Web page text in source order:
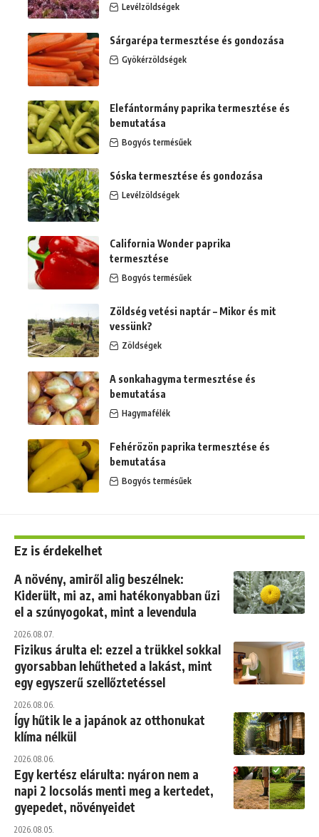
Levélzöldségek
Sárgarépa termesztése és gondozása
Gyökérzöldségek
Elefántormány paprika termesztése és
bemutatása
Bogyós termésűek
Sóska termesztése és gondozása
Levélzöldségek
California Wonder paprika
termesztése
Bogyós termésűek
Zöldség vetési naptár – Mikor és mit
vessünk?
Zöldségek
A sonkahagyma termesztése és
bemutatása
Hagymafélék
Fehérözön paprika termesztése és
bemutatása
Bogyós termésűek
Ez is érdekelhet
A növény, amiről alig beszélnek:
Kiderült, mi az, ami hatékonyabban űzi
el a szúnyogokat, mint a levendula
2026.08.07.
Fizikus árulta el: ezzel a trükkel sokkal
gyorsabban lehűtheted a lakást, mint
egy egyszerű szellőztetéssel
2026.08.06.
Így hűtik le a japánok az otthonukat
klíma nélkül
2026.08.06.
Egy kertész elárulta: nyáron nem a
napi 2 locsolás menti meg a kertedet,
gyepedet, növényeidet
2026.08.05.